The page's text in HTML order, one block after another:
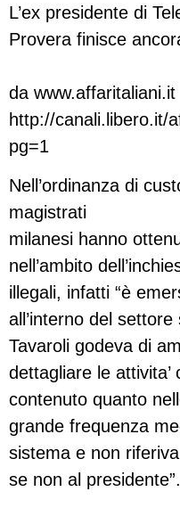
L’ex presidente di
Provera finisce
da www.affaritaliani.it
http://canali.libero.it/
pg=1
Nell’ordinanza di
magistrati
milanesi hanno
nell’ambito
illegali, infatti “è
all’interno del
Tavaroli godeva di
dettagliare le attivita’
contenuto quanto
grande frequenza
sistema e non
se non al presidente”.